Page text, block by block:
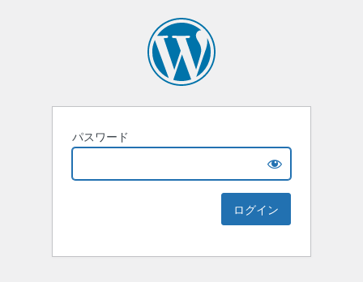
パスワード